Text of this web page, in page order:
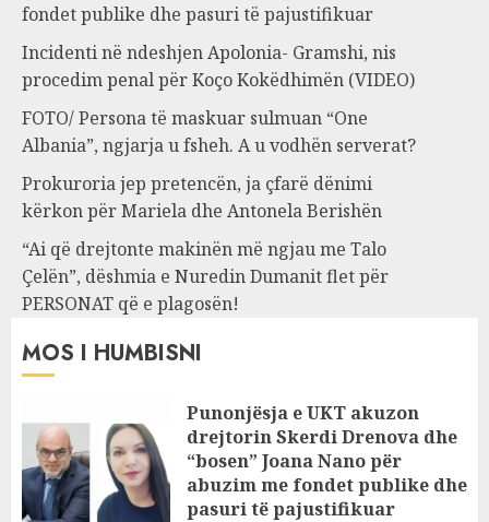
fondet publike dhe pasuri të pajustifikuar
Incidenti në ndeshjen Apolonia- Gramshi, nis
procedim penal për Koço Kokëdhimën (VIDEO)
FOTO/ Persona të maskuar sulmuan “One
Albania”, ngjarja u fsheh. A u vodhën serverat?
Prokuroria jep pretencën, ja çfarë dënimi
kërkon për Mariela dhe Antonela Berishën
“Ai që drejtonte makinën më ngjau me Talo
Çelën”, dëshmia e Nuredin Dumanit flet për
PERSONAT që e plagosën!
MOS I HUMBISNI
Punonjësja e UKT akuzon
drejtorin Skerdi Drenova dhe
“bosen” Joana Nano për
abuzim me fondet publike dhe
pasuri të pajustifikuar